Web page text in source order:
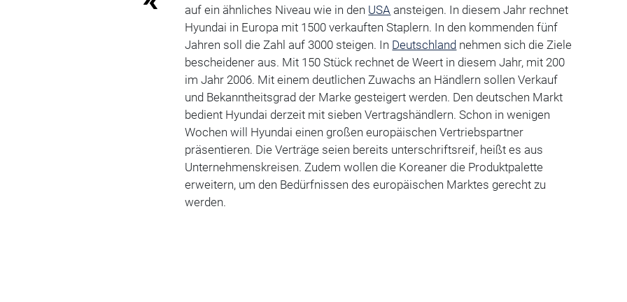
auf ein ähnliches Niveau wie in den USA ansteigen. In diesem Jahr rechnet
Hyundai in Europa mit 1500 verkauften Staplern. In den kommenden fünf
Jahren soll die Zahl auf 3000 steigen. In Deutschland nehmen sich die Ziele
bescheidener aus. Mit 150 Stück rechnet de Weert in diesem Jahr, mit 200
im Jahr 2006. Mit einem deutlichen Zuwachs an Händlern sollen Verkauf
und Bekanntheitsgrad der Marke gesteigert werden. Den deutschen Markt
bedient Hyundai derzeit mit sieben Vertragshändlern. Schon in wenigen
Wochen will Hyundai einen großen europäischen Vertriebspartner
präsentieren. Die Verträge seien bereits unterschriftsreif, heißt es aus
Unternehmenskreisen. Zudem wollen die Koreaner die Produktpalette
erweitern, um den Bedürfnissen des europäischen Marktes gerecht zu
werden.